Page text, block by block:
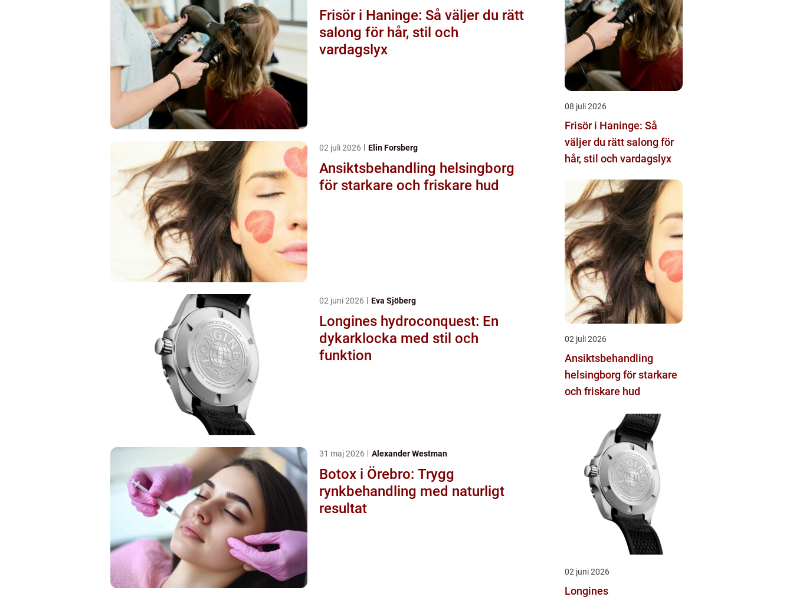
Frisör i Haninge: Så väljer du rätt
salong för hår, stil och
vardagslyx
02 juli 2026 Elin Forsberg
Ansiktsbehandling helsingborg
för starkare och friskare hud
02 juni 2026 Eva Sjöberg
Longines hydroconquest: En
dykarklocka med stil och
funktion
31 maj 2026 Alexander Westman
Botox i Örebro: Trygg
rynkbehandling med naturligt
resultat
08 juli 2026
Frisör i Haninge: Så
väljer du rätt salong för
hår, stil och vardagslyx
02 juli 2026
Ansiktsbehandling
helsingborg för starkare
och friskare hud
02 juni 2026
Longines